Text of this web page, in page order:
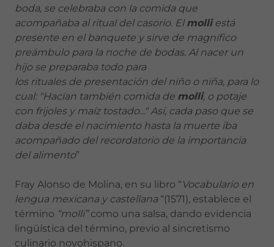
boda, se celebraba con la comida que
acompañaba al ritual del casorio. El molli está
presente en el banquete y sirve de magnífico
preámbulo para la noche de bodas. Al nacer un
hijo se preparaba todo para
los rituales de presentación del niño o niña, para lo
cual: "Hacían también comida de molli, o potaje
con frijoles y maíz tostado..." Así, cada paso que se
daba desde el nacimiento hasta la muerte iba
acompañado del recordatorio de la importancia
del alimento”
Fray Alonso de Molina, en su libro “ Vocabulario en
lengua mexicana y castellana “(1571), establece el
término “molli”como una salsa, dando evidencia
lingüística del término, previo al sincretismo
culinario novohispano.